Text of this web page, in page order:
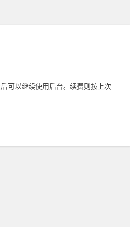
可以继续使用后台。续费则按上次